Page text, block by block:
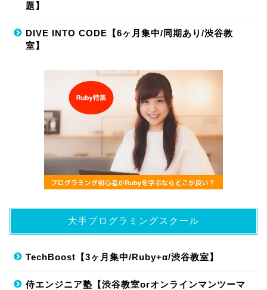
題】
DIVE INTO CODE【6ヶ月集中/同期あり/渋谷教
室】
大手プログラミングスクール
TechBoost【3ヶ月集中/Ruby+α/渋谷教室】
侍エンジニア塾【渋谷教室orオンラインマンツーマ